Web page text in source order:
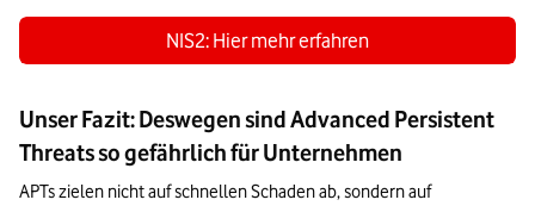
NIS2: Hier mehr erfahren
Unser Fazit: Deswegen sind Advanced Persistent
Threats so gefährlich für Unternehmen
APTs zielen nicht auf schnellen Schaden ab, sondern auf